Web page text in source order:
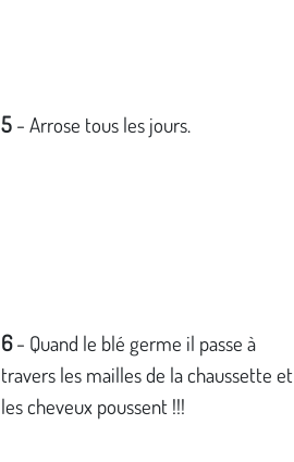
5- Arrose tous les jours.
6- Quand le blé germe il passe à
travers les mailles de la chaussette et
les cheveux poussent !!!